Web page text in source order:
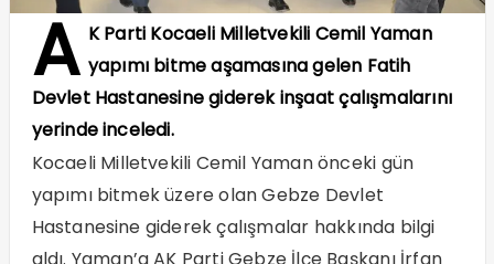
A K Parti Kocaeli Milletvekili Cemil Yaman
yapımı bitme aşamasına gelen Fatih
Devlet Hastanesine giderek inşaat çalışmalarını
yerinde inceledi.
Kocaeli Milletvekili Cemil Yaman önceki gün
yapımı bitmek üzere olan Gebze Devlet
Hastanesine giderek çalışmalar hakkında bilgi